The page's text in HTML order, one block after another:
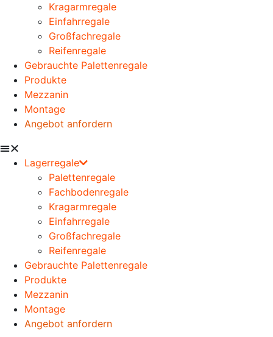
Kragarmregale
Einfahrregale
Großfachregale
Reifenregale
Gebrauchte Palettenregale
Produkte
Mezzanin
Montage
Angebot anfordern
Lagerregale
Palettenregale
Fachbodenregale
Kragarmregale
Einfahrregale
Großfachregale
Reifenregale
Gebrauchte Palettenregale
Produkte
Mezzanin
Montage
Angebot anfordern